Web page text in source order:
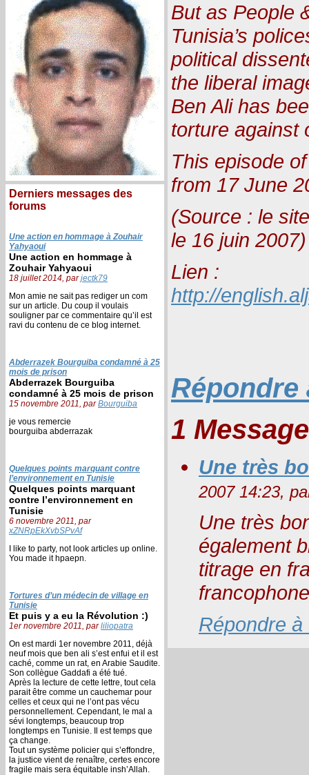
Derniers messages des
forums
Une action en hommage à Zouhair
Yahyaoui
Une action en hommage à
Zouhair Yahyaoui
18 juillet 2014, parjectk79
Mon amie ne sait pas rediger un com
sur un article. Du coup il voulais
souligner par ce commentaire qu’il est
ravi du contenu de ce blog internet.
Abderrazek Bourguiba condamné à 25
mois de prison
Abderrazek Bourguiba
condamné à 25 mois de prison
15 novembre 2011, parBourguiba
je vous remercie
bourguiba abderrazak
Quelques points marquant contre
l’environnement en Tunisie
Quelques points marquant
contre l’environnement en
Tunisie
6 novembre 2011, par
xZNRpEkXvbSPvAf
I like to party, not look articles up online.
You made it hpaepn.
Tortures d’un médecin de village en
Tunisie
Et puis y a eu la Révolution :)
1er novembre 2011, parliliopatra
On est mardi 1er novembre 2011, déjà
neuf mois que ben ali s’est enfui et il est
caché, comme un rat, en Arabie Saudite.
Son collègue Gaddafi a été tué.
Après la lecture de cette lettre, tout cela
parait être comme un cauchemar pour
celles et ceux qui ne l’ont pas vécu
personnellement. Cependant, le mal a
sévi longtemps, beaucoup trop
longtemps en Tunisie. Il est temps que
ça change.
Tout un système policier qui s’effondre,
la justice vient de renaître, certes encore
fragile mais sera équitable insh’Allah.
But as People
Tunisia’s
political
the liberal
Ben Ali has
torture against
This episode
from 17 June
(Source : le
le 16 juin 2007)
Lien :
http://
Répondre
1 Message
Une très
2007 14:23,
Une très
également
titrage en
Répondre